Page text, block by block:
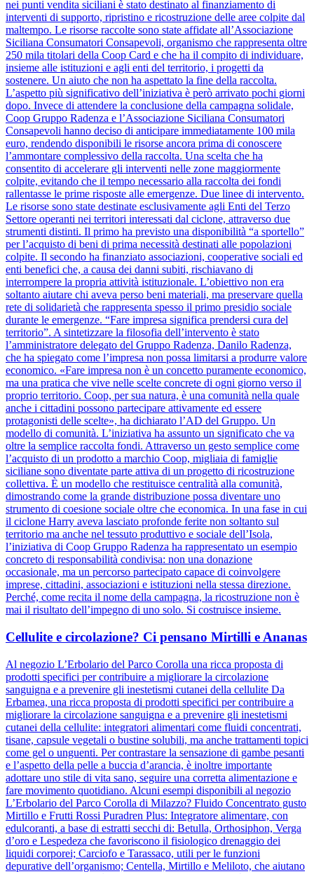
nei punti vendita siciliani è stato destinato al finanziamento di
interventi di supporto, ripristino e ricostruzione delle aree colpite dal
maltempo. Le risorse raccolte sono state affidate all’Associazione
Siciliana Consumatori Consapevoli, organismo che rappresenta oltre
250 mila titolari della Coop Card e che ha il compito di individuare,
insieme alle istituzioni e agli enti del territorio, i progetti da
sostenere. Un aiuto che non ha aspettato la fine della raccolta.
L’aspetto più significativo dell’iniziativa è però arrivato pochi giorni
dopo. Invece di attendere la conclusione della campagna solidale,
Coop Gruppo Radenza e l’Associazione Siciliana Consumatori
Consapevoli hanno deciso di anticipare immediatamente 100 mila
euro, rendendo disponibili le risorse ancora prima di conoscere
l’ammontare complessivo della raccolta. Una scelta che ha
consentito di accelerare gli interventi nelle zone maggiormente
colpite, evitando che il tempo necessario alla raccolta dei fondi
rallentasse le prime risposte alle emergenze. Due linee di intervento.
Le risorse sono state destinate esclusivamente agli Enti del Terzo
Settore operanti nei territori interessati dal ciclone, attraverso due
strumenti distinti. Il primo ha previsto una disponibilità “a sportello”
per l’acquisto di beni di prima necessità destinati alle popolazioni
colpite. Il secondo ha finanziato associazioni, cooperative sociali ed
enti benefici che, a causa dei danni subiti, rischiavano di
interrompere la propria attività istituzionale. L’obiettivo non era
soltanto aiutare chi aveva perso beni materiali, ma preservare quella
rete di solidarietà che rappresenta spesso il primo presidio sociale
durante le emergenze. “Fare impresa significa prendersi cura del
territorio”. A sintetizzare la filosofia dell’intervento è stato
l’amministratore delegato del Gruppo Radenza, Danilo Radenza,
che ha spiegato come l’impresa non possa limitarsi a produrre valore
economico. «Fare impresa non è un concetto puramente economico,
ma una pratica che vive nelle scelte concrete di ogni giorno verso il
proprio territorio. Coop, per sua natura, è una comunità nella quale
anche i cittadini possono partecipare attivamente ed essere
protagonisti delle scelte», ha dichiarato l’AD del Gruppo. Un
modello di comunità. L’iniziativa ha assunto un significato che va
oltre la semplice raccolta fondi. Attraverso un gesto semplice come
l’acquisto di un prodotto a marchio Coop, migliaia di famiglie
siciliane sono diventate parte attiva di un progetto di ricostruzione
collettiva. È un modello che restituisce centralità alla comunità,
dimostrando come la grande distribuzione possa diventare uno
strumento di coesione sociale oltre che economica. In una fase in cui
il ciclone Harry aveva lasciato profonde ferite non soltanto sul
territorio ma anche nel tessuto produttivo e sociale dell’Isola,
l’iniziativa di Coop Gruppo Radenza ha rappresentato un esempio
concreto di responsabilità condivisa: non una donazione
occasionale, ma un percorso partecipato capace di coinvolgere
imprese, cittadini, associazioni e istituzioni nella stessa direzione.
Perché, come recita il nome della campagna, la ricostruzione non è
mai il risultato dell’impegno di uno solo. Si costruisce insieme.
Cellulite e circolazione? Ci pensano Mirtilli e Ananas
Al negozio L’Erbolario del Parco Corolla una ricca proposta di
prodotti specifici per contribuire a migliorare la circolazione
sanguigna e a prevenire gli inestetismi cutanei della cellulite Da
Erbamea, una ricca proposta di prodotti specifici per contribuire a
migliorare la circolazione sanguigna e a prevenire gli inestetismi
cutanei della cellulite: integratori alimentari come fluidi concentrati,
tisane, capsule vegetali o bustine solubili, ma anche trattamenti topici
come gel o unguenti. Per contrastare la sensazione di gambe pesanti
e l’aspetto della pelle a buccia d’arancia, è inoltre importante
adottare uno stile di vita sano, seguire una corretta alimentazione e
fare movimento quotidiano. Alcuni esempi disponibili al negozio
L’Erbolario del Parco Corolla di Milazzo? Fluido Concentrato gusto
Mirtillo e Frutti Rossi Puradren Plus: Integratore alimentare, con
edulcoranti, a base di estratti secchi di: Betulla, Orthosiphon, Verga
d’oro e Lespedeza che favoriscono il fisiologico drenaggio dei
liquidi corporei; Carciofo e Tarassaco, utili per le funzioni
depurative dell’organismo; Centella, Mirtillo e Meliloto, che aiutano